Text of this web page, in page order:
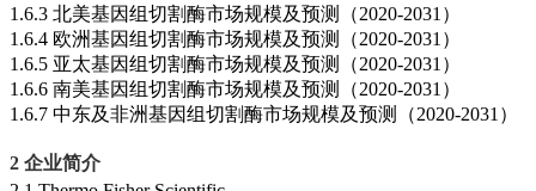
1.6.3 北美基因组切割酶市场规模及预测（2020-2031）
1.6.4 欧洲基因组切割酶市场规模及预测（2020-2031）
1.6.5 亚太基因组切割酶市场规模及预测（2020-2031）
1.6.6 南美基因组切割酶市场规模及预测（2020-2031）
1.6.7 中东及非洲基因组切割酶市场规模及预测（2020-2031）
2 企业简介